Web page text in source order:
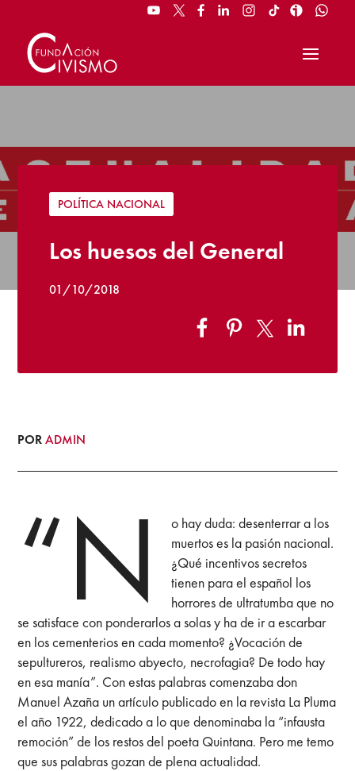
POLÍTICA NACIONAL
Los huesos del General
01/10/2018
PORADMIN
“N
o hay duda: desenterrar a los
muertos es la pasión nacional.
¿Qué incentivos secretos
tienen para el español los
horrores de ultratumba que no
se satisface con ponderarlos a solas y ha de ir a escarbar
en los cementerios en cada momento? ¿Vocación de
sepultureros, realismo abyecto, necrofagia? De todo hay
en esa manía”. Con estas palabras comenzaba don
Manuel Azaña un artículo publicado en la revista La Pluma
el año 1922, dedicado a lo que denominaba la “infausta
remoción” de los restos del poeta Quintana. Pero me temo
que sus palabras gozan de plena actualidad.